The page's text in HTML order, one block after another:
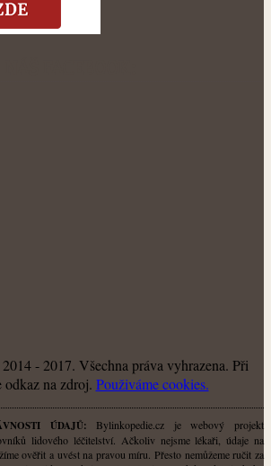
- 2017. Všechna práva vyhrazena. Při
odkaz na zdroj. Použiváme cookies.
ÚDAJŮ: Bylinkopedie.cz je webový projekt
lidového léčitelství. Ačkoliv nejsme lékaři, údaje na
ověřit a uvést na pravou míru. Přesto nemůžeme ručit za